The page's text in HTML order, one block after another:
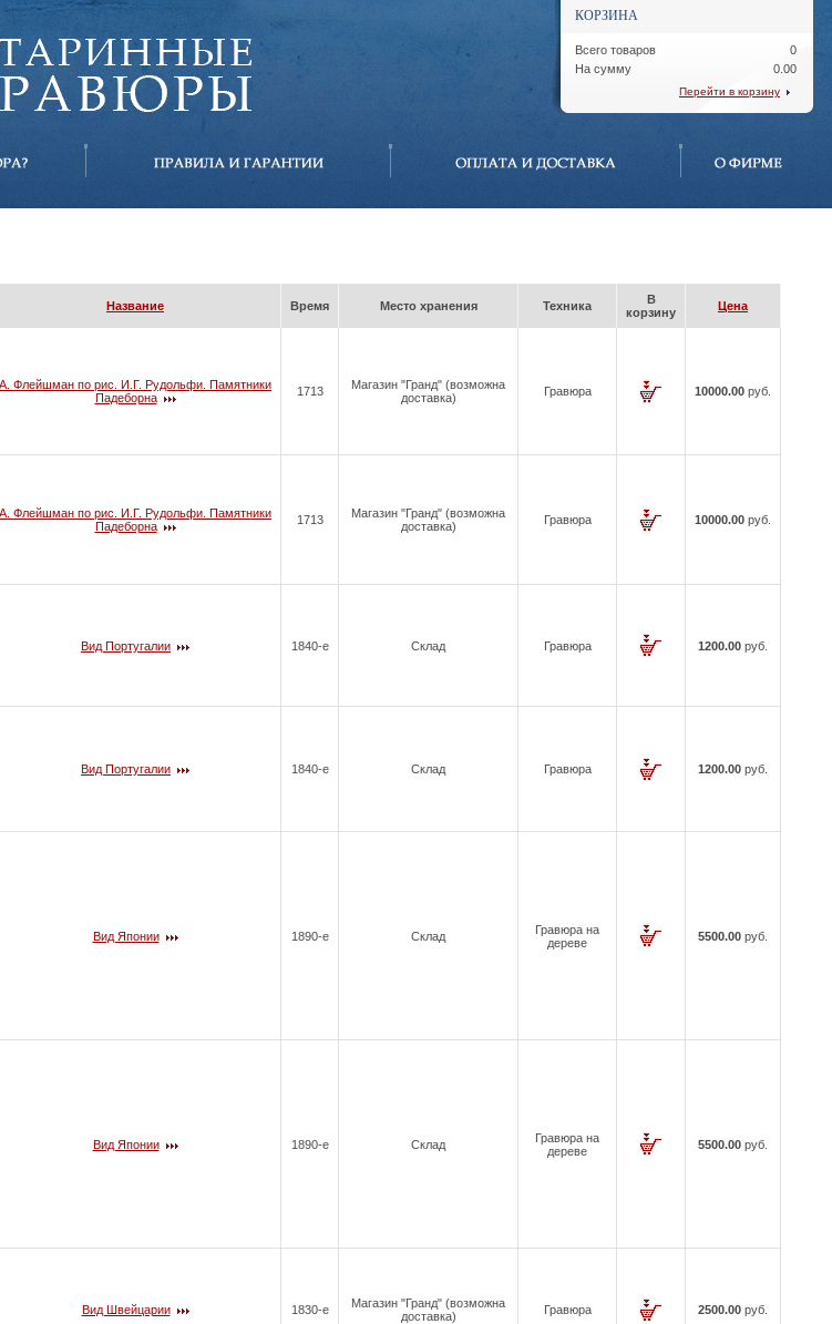
КОРЗИНА
Всего товаров
На сумму
0
0.00
Перейти в корзину
Название Время Место хранения Техника
В
корзину
Цена
А. Флейшман по рис. И.Г. Рудольфи. Памятники
Падеборна
1713
Магазин "Гранд" (возможна
доставка)
Гравюра 10000.00 руб.
А. Флейшман по рис. И.Г. Рудольфи. Памятники
Падеборна
1713
Магазин "Гранд" (возможна
доставка)
Гравюра 10000.00 руб.
Вид Португалии 1840-е Склад Гравюра 1200.00 руб.
Вид Португалии 1840-е Склад Гравюра 1200.00 руб.
Вид Японии 1890-е Склад
Гравюра на
дереве
5500.00 руб.
Вид Японии 1890-е Склад
Гравюра на
дереве
5500.00 руб.
Вид Швейцарии 1830-е
Магазин "Гранд" (возможна
доставка)
Гравюра 2500.00 руб.